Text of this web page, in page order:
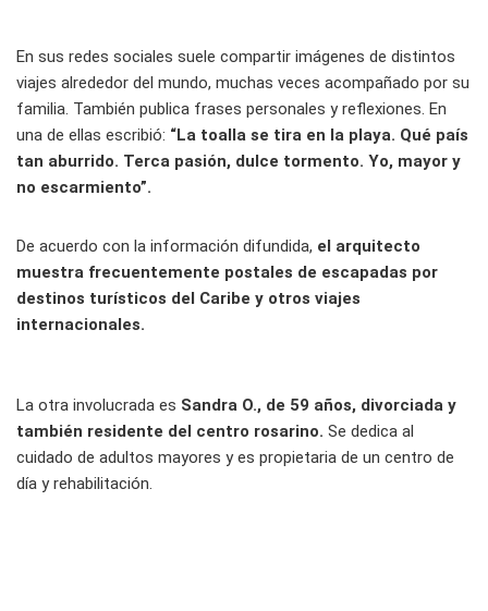
En sus redes sociales suele compartir imágenes de distintos
viajes alrededor del mundo, muchas veces acompañado por su
familia. También publica frases personales y reflexiones. En
una de ellas escribió: “La toalla se tira en la playa. Qué país
tan aburrido. Terca pasión, dulce tormento. Yo, mayor y
no escarmiento”.
De acuerdo con la información difundida, el arquitecto
muestra frecuentemente postales de escapadas por
destinos turísticos del Caribe y otros viajes
internacionales.
La otra involucrada es Sandra O., de 59 años, divorciada y
también residente del centro rosarino. Se dedica al
cuidado de adultos mayores y es propietaria de un centro de
día y rehabilitación.